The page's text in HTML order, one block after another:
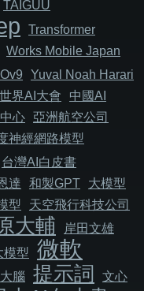
TAIGUU
Transformer
Works Mobile Japan
Yuval Noah Harari
世界AI大會
中國AI
心 亞洲航空公司
神經網路模型
台灣AI白皮書
達 和製GPT
大模型
型
天空飛行科技公司
大輔
岸田文雄
模型 微軟
腦 提示詞
文心